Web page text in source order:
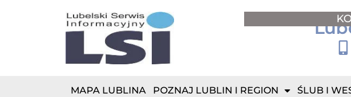
MAPA LUBLINA POZNAJ LUBLIN I REGION ŚLUB I